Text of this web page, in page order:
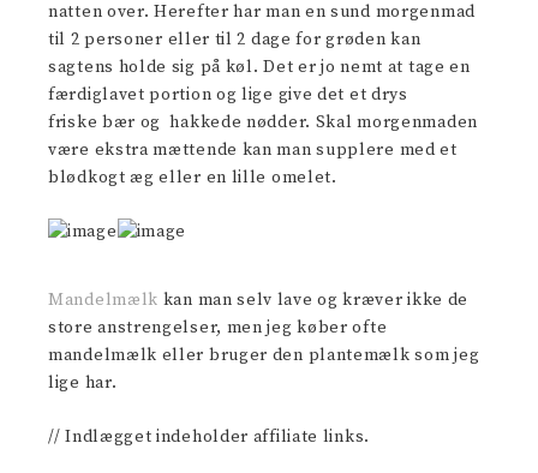
natten over. Herefter har man en sund morgenmad
til 2 personer eller til 2 dage for grøden kan
sagtens holde sig på køl. Det er jo nemt at tage en
færdiglavet portion og lige give det et drys
friske bær og hakkede nødder. Skal morgenmaden
være ekstra mættende kan man supplere med et
blødkogt æg eller en lille omelet.
Mandelmælk kan man selv lave og kræver ikke de
store anstrengelser, men jeg køber ofte
mandelmælk eller bruger den plantemælk som jeg
lige har.
// Indlægget indeholder affiliate links.